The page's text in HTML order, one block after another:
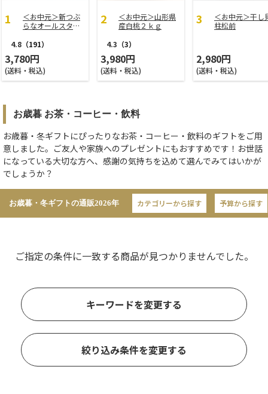
＜お中元＞新つぶ
らなオールスター
4.8 （191）
3,780円
(送料・税込)
＜お中元＞山形県
産白桃２ｋｇ
4.3 （3）
3,980円
(送料・税込)
＜お中元＞干し
柱松前
2,980円
(送料・税込)
お歳暮 お茶・コーヒー・飲料
お歳暮・冬ギフトにぴったりなお茶・コーヒー・飲料のギフトをご用
意しました。ご友人や家族へのプレゼントにもおすすめです！お世話
になっている大切な方へ、感謝の気持ちを込めて選んでみてはいかが
でしょうか？
お歳暮・冬ギフトの通販2026年 カテゴリーから探す 予算から探す
ご指定の条件に一致する商品が見つかりませんでした。
キーワードを変更する
絞り込み条件を変更する